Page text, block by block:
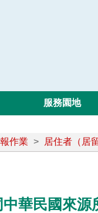
服務園地
作業 > 居住者（居
華民國來源